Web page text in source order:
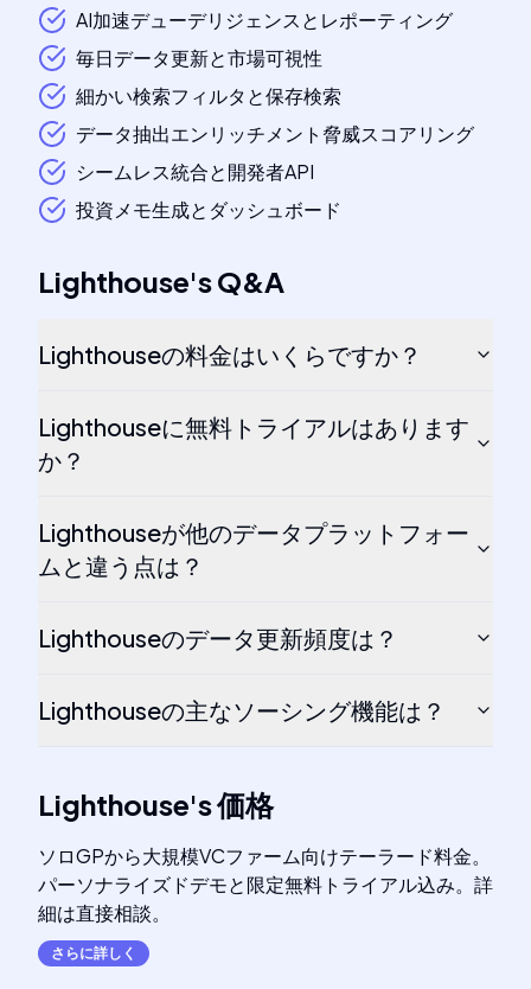
AI加速デューデリジェンスとレポーティング
毎日データ更新と市場可視性
細かい検索フィルタと保存検索
データ抽出エンリッチメント脅威スコアリング
シームレス統合と開発者API
投資メモ生成とダッシュボード
Lighthouse'sQ&A
Lighthouseの料金はいくらですか？
Lighthouseに無料トライアルはあります
か？
Lighthouseが他のデータプラットフォー
ムと違う点は？
Lighthouseのデータ更新頻度は？
Lighthouseの主なソーシング機能は？
Lighthouse's価格
ソロGPから大規模VCファーム向けテーラード料金。
パーソナライズドデモと限定無料トライアル込み。詳
細は直接相談。
さらに詳しく